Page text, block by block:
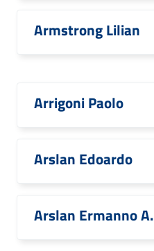
Armstrong Lilian
Arrigoni Paolo
Arslan Edoardo
Arslan Ermanno A.